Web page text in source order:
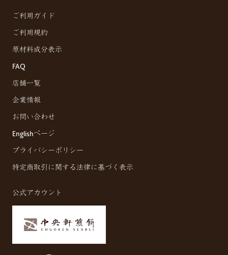
ご利用ガイド
ご利用規約
原材料成分表示
FAQ
店舗一覧
企業情報
お問い合わせ
Englishページ
プライバシーポリシー
特定商取引に関する法律に基づく表示
公式アカウント